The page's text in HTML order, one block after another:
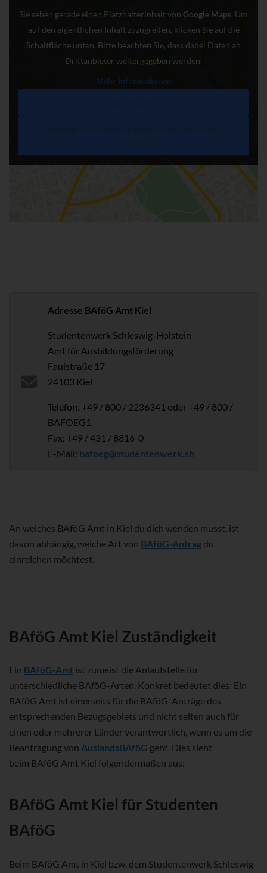
Sie sehen gerade einen Platzhalterinhalt von Google Maps. Um
auf den eigentlichen Inhalt zuzugreifen, klicken Sie auf die
Schaltfläche unten. Bitte beachten Sie, dass dabei Daten an
Drittanbieter weitergegeben werden.
Mehr Informationen
Adresse BAföG Amt Kiel
Studentenwerk Schleswig-Holstein
Amt für Ausbildungsförderung
Faulstraße 17
24103 Kiel
Telefon: +49 / 800 / 2236341 oder +49 / 800 /
BAFOEG1
Fax: +49 / 431 / 8816-0
E-Mail: bafoeg@studentenwerk.sh
An welches BAföG Amt in Kiel du dich wenden musst, ist
davon abhängig, welche Art von BAföG-Antrag du
einreichen möchtest.
BAföG Amt Kiel Zuständigkeit
Ein BAföG-Amt ist zumeist die Anlaufstelle für
unterschiedliche BAföG-Arten. Konkret bedeutet dies: Ein
BAföG Amt ist einerseits für die BAföG-Anträge des
entsprechenden Bezugsgebiets und nicht selten auch für
einen oder mehrerer Länder verantwortlich, wenn es um die
Beantragung von AuslandsBAföG geht. Dies sieht
beim BAföG Amt Kiel folgendermaßen aus:
BAföG Amt Kiel für Studenten
BAföG
Beim BAföG Amt in Kiel bzw. dem Studentenwerk Schleswig-